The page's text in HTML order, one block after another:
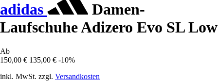
adidas
Damen-
Laufschuhe Adizero Evo SL Low
Ab
150,00 € 135,00 € -10%
inkl. MwSt. zzgl. Versandkosten